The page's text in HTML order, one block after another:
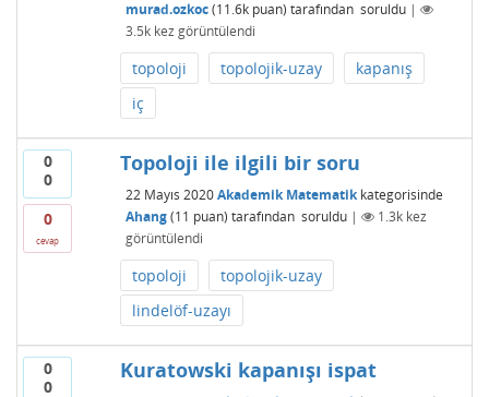
murad.ozkoc (11.6kpuan) tarafından soruldu |
3.5kkez görüntülendi
topoloji topolojik-uzay
kapanış
iç
0
0
0
cevap
Topoloji ile ilgili bir soru
22 Mayıs 2020 Akademik Matematikkategorisinde
Ahang (11 puan) tarafından soruldu | 1.3kkez
görüntülendi
topoloji
topolojik-uzay
lindelöf-uzayı
0
0
Kuratowski kapanışı ispat